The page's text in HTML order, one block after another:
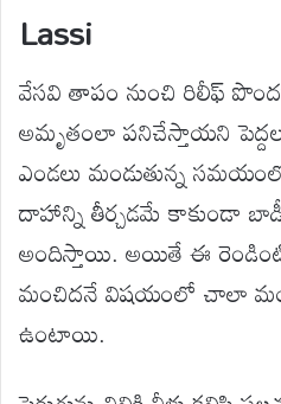
Lassi
వేసవి తాపం నుంచి రిలీఫ్
అమృతంలా పనిచేస్తాయని
ఎండలు మండుతున్న
దాహాన్ని తీర్చడమే కాకుండా
అందిస్తాయి. అయితే ఈ
మంచిదనే విషయంలో చాలా
ఉంటాయి.